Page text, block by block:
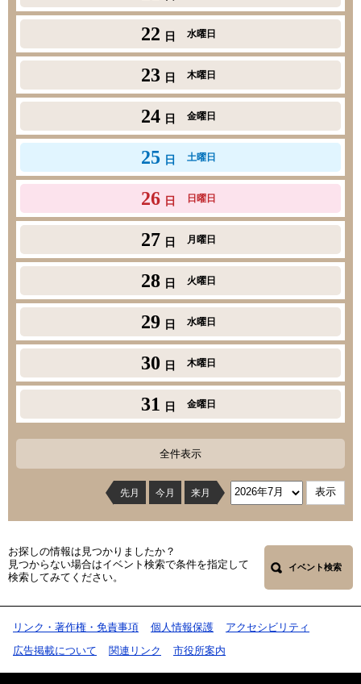
22 日 水曜日
23 日 木曜日
24 日 金曜日
25 日 土曜日
26 日 日曜日
27 日 月曜日
28 日 火曜日
29 日 水曜日
30 日 木曜日
31 日 金曜日
全件表示
先月 今月 来月
お探しの情報は見つかりましたか？
見つからない場合はイベント検索で条件を指定して
検索してみてください。
イベント検索
リンク・著作権・免責事項 個人情報保護 アクセシビリティ
広告掲載について 関連リンク 市役所案内